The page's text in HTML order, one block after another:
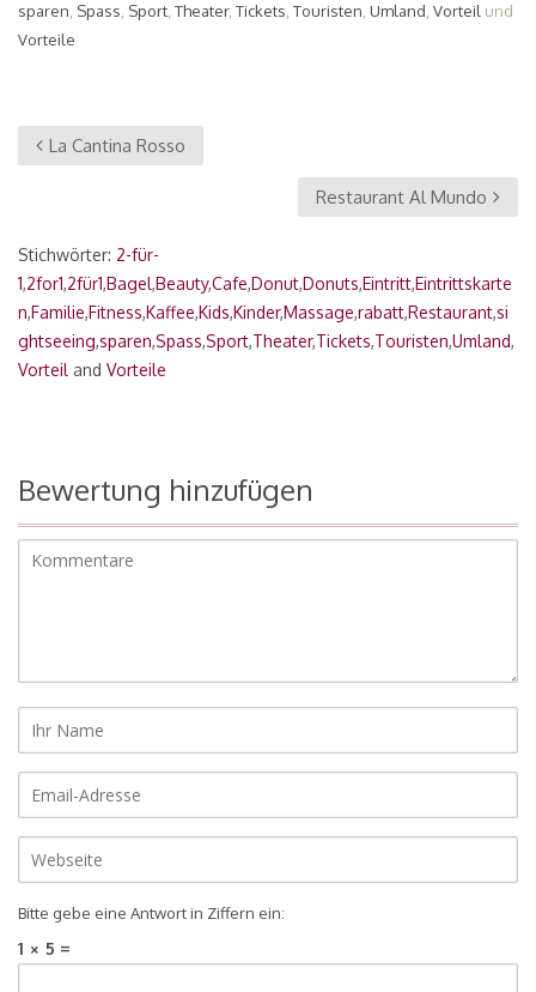
sparen Spass Sport Theater, Tickets Touristen Umland Vorteil und
Vorteile
La Cantina Rosso
Restaurant Al Mundo
Stichwörter: 2-für-
1,2for1,2für1,Bagel,Beauty,Cafe,Donut,Donuts,Eintritt,Eintrittskarte
n,Familie,Fitness,Kaffee,Kids,Kinder,Massage,rabatt,Restaurant,si
ghtseeing,sparen,Spass,Sport,Theater,Tickets,Touristen,Umland,
Vorteil and Vorteile
Bewertung hinzufügen
Bitte gebe eine Antwort in Ziffern ein:
1 × 5 =